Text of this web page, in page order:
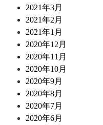
2021年3月
2021年2月
2021年1月
2020年12月
2020年11月
2020年10月
2020年9月
2020年8月
2020年7月
2020年6月